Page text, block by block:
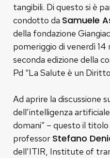
tangibili. Di questo si è
condotto da Samuele
della fondazione
pomeriggio di venerdì
seconda edizione della
Pd “La Salute è un
Ad aprire la discussione
dell’intelligenza
domani” – questo il titolo
professor Stefano
dell’ITIR, Institute of